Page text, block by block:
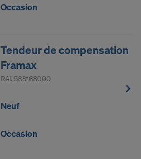
Occasion
Tendeur de compensation
Framax
Réf. 588168000
Neuf
Occasion